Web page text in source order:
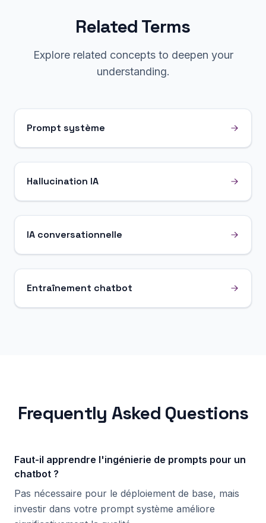
Related Terms
Explore related concepts to deepen your
understanding.
Prompt système
Hallucination IA
IA conversationnelle
Entraînement chatbot
Frequently Asked Questions
Faut-il apprendre l'ingénierie de prompts pour un
chatbot ?
Pas nécessaire pour le déploiement de base, mais
investir dans votre prompt système améliore